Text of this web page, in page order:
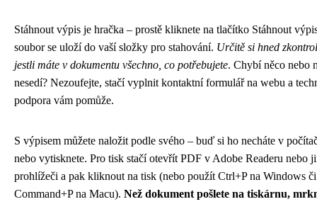
Stáhnout výpis je hračka – prostě kliknete na tlačítko Stáhnout
soubor se uloží do vaší složky pro stahování. Určitě si hned
jestli máte v dokumentu všechno, co potřebujete. Chybí něco nebo
nesedí? Nezoufejte, stačí vyplnit kontaktní formulář na webu a
podpora vám pomůže.
S výpisem můžete naložit podle svého – buď si ho necháte v
nebo vytisknete. Pro tisk stačí otevřít PDF v Adobe Readeru nebo
prohlížeči a pak kliknout na tisk (nebo použít Ctrl+P na Windows či
Command+P na Macu). Než dokument pošlete na tiskárnu,